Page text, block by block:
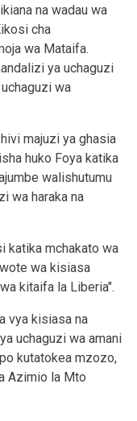
na wadau wa
cha
wa Mataifa.
ya uchaguzi
wa
majuzi ya ghasia
huko Foya katika
walishutumu
wa haraka na
katika mchakato wa
wa kisiasa
kitaifa la Liberia".
vya kisiasa na
uchaguzi wa amani
kutatokea mzozo,
Azimio la Mto